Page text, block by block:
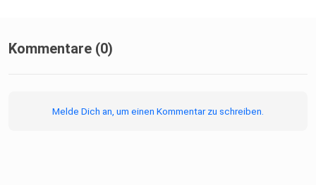
Kommentare (0)
Melde Dich an, um einen Kommentar zu schreiben.